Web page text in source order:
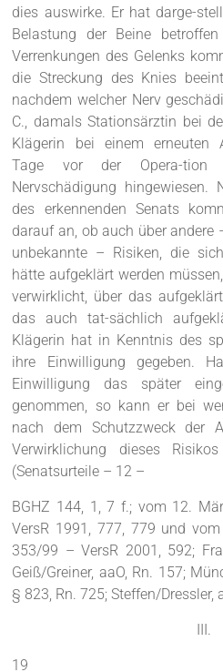
dies auswirke. Er hat darge-
Belastung der Beine
Verrenkungen des Gelenks
die Streckung des Knies
nachdem welcher Nerv
C., damals Stationsärztin bei
Klägerin bei einem erneuten
Tage vor der Opera-
Nervschädigung hingewiesen.
des erkennenden Senats
darauf an, ob auch über andere
unbekannte – Risiken, die
hätte aufgeklärt werden
verwirklicht, über das
das auch tat-sächlich
Klägerin hat in Kenntnis des
ihre Einwilligung gegeben.
Einwilligung das später
genommen, so kann er bei
nach dem Schutzzweck der
Verwirklichung dieses
(Senatsurteile – 12 –
BGHZ 144, 1, 7 f.; vom 12.
VersR 1991, 777, 779 und
353/99 – VersR 2001, 592;
Geiß/Greiner, aaO, Rn. 157;
§ 823, Rn. 725; Steffen/Dressler,
III.
19